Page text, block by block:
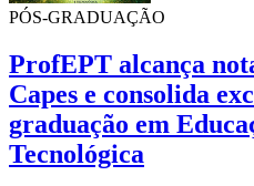
PÓS-GRADUAÇÃO
ProfEPT alcança
Capes e consolida
graduação em
Tecnológica